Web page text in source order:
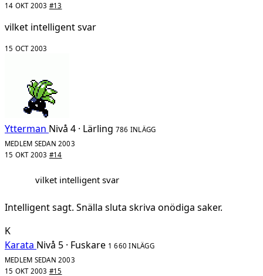
14 OKT 2003 #13
vilket intelligent svar
15 OCT 2003
Ytterman Nivå 4 · Lärling 786 INLÄGG
MEDLEM SEDAN 2003
15 OKT 2003 #14
vilket intelligent svar
Intelligent sagt. Snälla sluta skriva onödiga saker.
K
Karata Nivå 5 · Fuskare 1 660 INLÄGG
MEDLEM SEDAN 2003
15 OKT 2003 #15